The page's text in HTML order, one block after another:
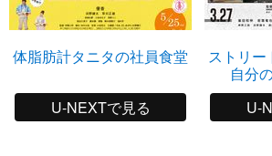
体脂肪計タニタの社員食堂
U-NEXTで見る
ストリ
自分
U-